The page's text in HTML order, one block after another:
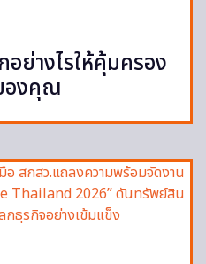
อย่างไรให้คุ้มครอง
องคุณ